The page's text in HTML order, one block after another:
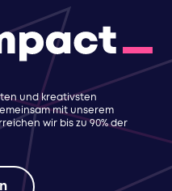
und kreativsten
mit unserem
wir bis zu 90% der